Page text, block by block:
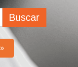
Buscar